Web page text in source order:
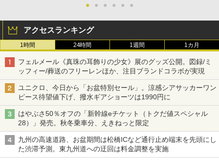
● ● ● ● ● ●
アクセスランキング
1時間 24時間 1週間 1カ月
フェルメール《真珠の耳飾りの少女》展のグッズ公開。図録/ミ
ッフィー/葬送のフリーレンほか、注目ブランドコラボが実現
ユニクロ、今日から「お盆特別セール」。涼感シアサッカーワン
ピース待望値下げ、撥水ギアショーツは1990円に
はやぶさ50％オフの「新幹線eチケット（トクだ値スペシャル
28）」発売。秋冬乗車分、えきねっと限定
九州の高速道路、お盆期間は松橋ICなど通行止め端末を先頭にし
た渋滞予測。東九州道への迂回は料金調整を実施